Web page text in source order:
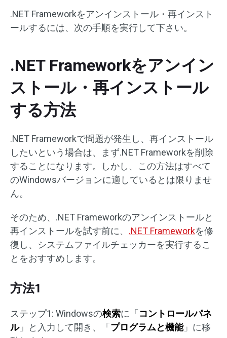
.NET Frameworkをアンインストール・再インスト
ールするには、次の手順を実行して下さい。
.NET Frameworkをアンイン
ストール・再インストール
する方法
.NET Frameworkで問題が発生し、再インストール
したいという場合は、まず.NET Frameworkを削除
することになります。しかし、この方法はすべて
のWindowsバージョンに適しているとは限りませ
ん。
そのため、.NET Frameworkのアンインストールと
再インストールを試す前に、 .NET Frameworkを修
復し、システムファイルチェッカーを実行するこ
とをおすすめします。
方法1
ステップ1: Windowsの検索に「 コントロールパネ
ル」と入力して開き、「 プログラムと機能」に移